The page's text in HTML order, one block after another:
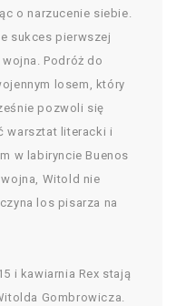
o narzucenie siebie.
sukces pierwszej
Podróż do
losem, który
pozwoli się
warsztat literacki i
w labiryncie Buenos
Witold nie
los pisarza na
i kawiarnia Rex stają
Gombrowicza.